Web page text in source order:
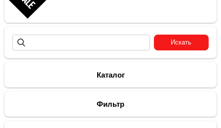
Каталог
Фильтр